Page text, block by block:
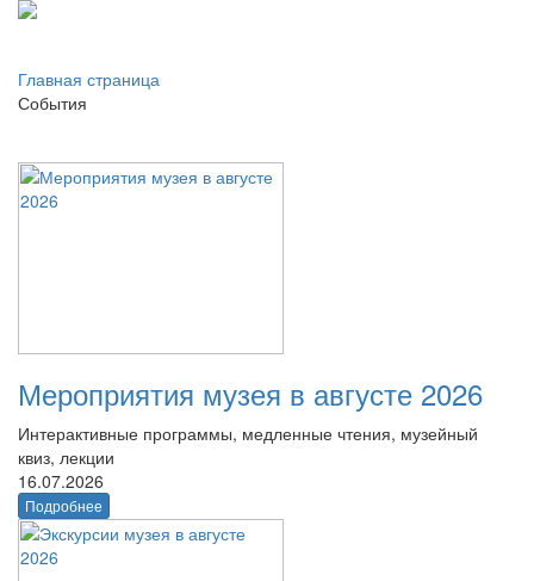
Главная страница
События
Мероприятия музея в августе 2026
Интерактивные программы, медленные чтения, музейный
квиз, лекции
16.07.2026
Подробнее